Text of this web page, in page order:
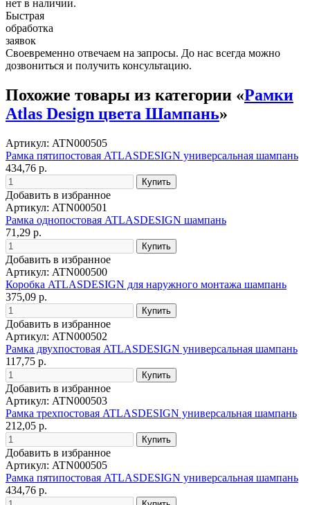
нет в наличии.
Быстрая
обработка
заявок
Своевременно отвечаем на запросы. До нас всегда можно
дозвониться и получить консультацию.
Похожие товары из категории «Рамки
Atlas Design цвета Шампань»
Артикул: ATN000505
Рамка пятипостовая ATLASDESIGN универсальная шампань
434,76 р.
Добавить в избранное
Артикул: ATN000501
Рамка однопостовая ATLASDESIGN шампань
71,29 р.
Добавить в избранное
Артикул: ATN000500
Коробка ATLASDESIGN для наружного монтажа шампань
375,09 р.
Добавить в избранное
Артикул: ATN000502
Рамка двухпостовая ATLASDESIGN универсальная шампань
117,75 р.
Добавить в избранное
Артикул: ATN000503
Рамка трехпостовая ATLASDESIGN универсальная шампань
212,05 р.
Добавить в избранное
Артикул: ATN000505
Рамка пятипостовая ATLASDESIGN универсальная шампань
434,76 р.